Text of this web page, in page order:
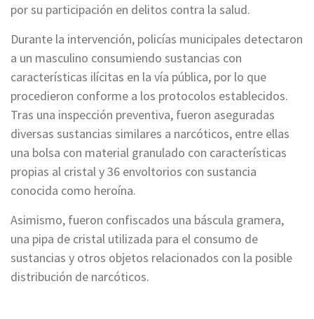
por su participación en delitos contra la salud.
Durante la intervención, policías municipales detectaron
a un masculino consumiendo sustancias con
características ilícitas en la vía pública, por lo que
procedieron conforme a los protocolos establecidos.
Tras una inspección preventiva, fueron aseguradas
diversas sustancias similares a narcóticos, entre ellas
una bolsa con material granulado con características
propias al cristal y 36 envoltorios con sustancia
conocida como heroína.
Asimismo, fueron confiscados una báscula gramera,
una pipa de cristal utilizada para el consumo de
sustancias y otros objetos relacionados con la posible
distribución de narcóticos.